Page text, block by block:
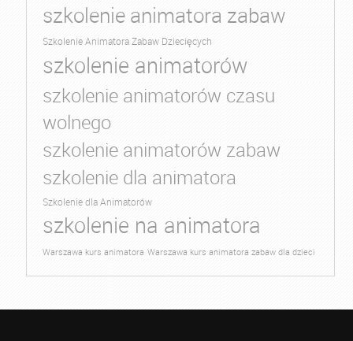
szkolenie animatora zabaw
Szkolenie Animatora Zabaw Dziecięcych
szkolenie animatorów
szkolenie animatorów czasu
wolnego
szkolenie animatorów zabaw
szkolenie dla animatora
Szkolenie dla Animatorów
szkolenie na animatora
Warszawa kurs animatora Warszawa kurs animatora zabaw dla dzieci